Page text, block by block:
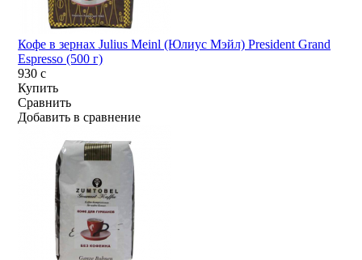
Кофе в зернах Julius Meinl (Юлиус Мэйл) President Grand
Espresso (500 г)
930c
Купить
Сравнить
Добавить в сравнение